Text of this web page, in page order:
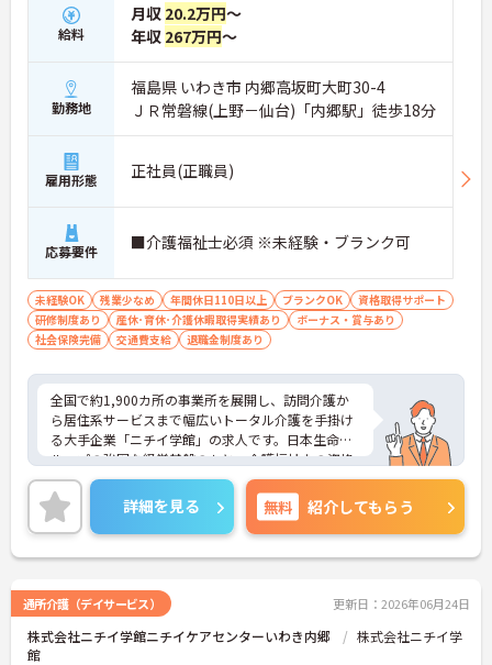
給料
月収 20.2万円～
年収 267万円～
勤務地
福島県 いわき市 内郷高坂町大町30-4
ＪＲ常磐線(上野－仙台)「内郷駅」徒歩18分
雇用形態 正社員(正職員)
応募要件 ■介護福祉士必須 ※未経験・ブランク可
未経験OK 残業少なめ 年間休日110日以上 ブランクOK
資格取得サポート
研修制度あり
産休･育休･介護休暇取得実績あり
ボーナス・賞与あり
社会保険完備
交通費支給 退職金制度あり
全国で約1,900カ所の事業所を展開し、訪問介護か
ら居住系サービスまで幅広いトータル介護を手掛け
る大手企業「ニチイ学館」の求人です。日本生命グ
ループの強固な経営基盤のもと、介護福祉士の資格
を最大限に活かしてキャリアアップできる環境が整
っています。毎月1万8000円の資格手当が支給され
るだけでなく、将来的にサービス管理者や拠点管理
者、ケアマネジャーへと進むための「サービス管理
者研修」等の充実した支援制度が魅力です。20～30
一方で、40～60代の方も安心できる最大2万円の勤
続年数手当や退職金制度などの福利厚生を完備して
います。企業主導型保育所の利用や10～18歳のお子
詳細を見る 無料 紹介してもらう
通所介護（デイサービス） 更新日：2026年06月24日
株式会社ニチイ学館ニチイケアセンターいわき内郷
株式会社ニチイ学
館